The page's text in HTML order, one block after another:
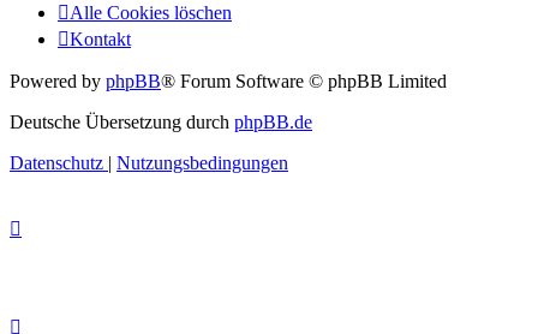
Alle Cookies löschen
Kontakt
Powered by phpBB® Forum Software © phpBB Limited
Deutsche Übersetzung durch phpBB.de
Datenschutz | Nutzungsbedingungen